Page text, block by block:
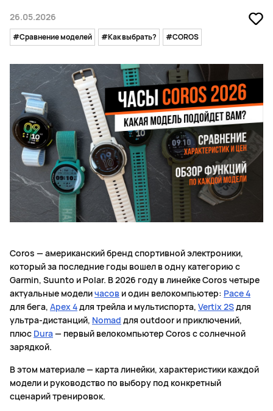
26.05.2026
#Сравнение моделей #Как выбрать? #COROS
Coros — американский бренд спортивной электроники,
который за последние годы вошел в одну категорию с
Garmin, Suunto и Polar. В 2026 году в линейке Coros четыре
актуальные моделичасов и один велокомпьютер: Pace 4
для бега, Apex 4для трейла и мультиспорта, Vertix 2Sдля
ультра-дистанций, Nomad для outdoor и приключений,
плюс Dura— первый велокомпьютер Coros с солнечной
зарядкой.
В этом материале — карта линейки, характеристики каждой
модели и руководство по выбору под конкретный
сценарий тренировок.